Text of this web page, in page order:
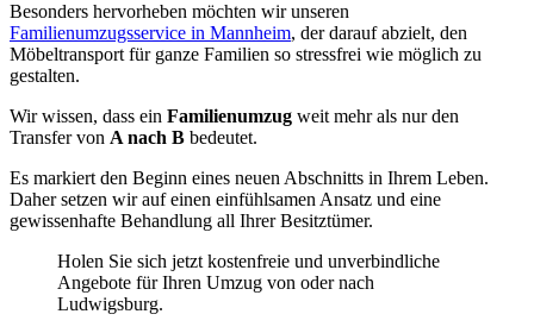
Besonders hervorheben möchten wir unseren
Familienumzugsservice in Mannheim, der darauf abzielt, den
Möbeltransport für ganze Familien so stressfrei wie möglich zu
gestalten.
Wir wissen, dass ein Familienumzug weit mehr als nur den
Transfer von A nach B bedeutet.
Es markiert den Beginn eines neuen Abschnitts in Ihrem Leben.
Daher setzen wir auf einen einfühlsamen Ansatz und eine
gewissenhafte Behandlung all Ihrer Besitztümer.
Holen Sie sich jetzt kostenfreie und unverbindliche
Angebote für Ihren Umzug von oder nach
Ludwigsburg.